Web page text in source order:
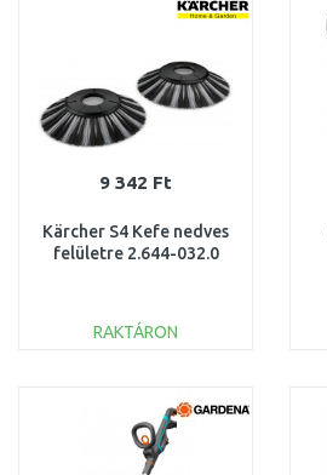
Összehasonlítás
9 342 Ft
Kärcher S4 Kefe nedves
felületre 2.644-032.0
RAKTÁRON
Összehasonlítás